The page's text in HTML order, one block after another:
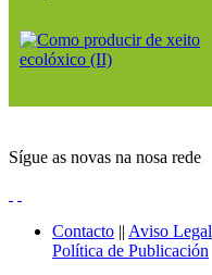
Sígue as novas na nosa rede
Contacto || Aviso Legal
Política de Publicación